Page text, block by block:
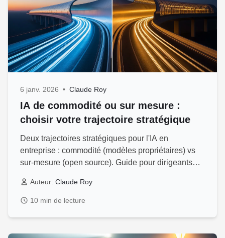
6 janv. 2026 • Claude Roy
IA de commodité ou sur mesure :
choisir votre trajectoire stratégique
Deux trajectoires stratégiques pour l'IA en
entreprise : commodité (modèles propriétaires) vs
sur-mesure (open source). Guide pour dirigeants
Auteur: Claude Roy
10 min de lecture